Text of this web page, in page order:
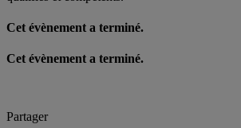
Cet évènement a terminé.
Cet évènement a terminé.
Partager